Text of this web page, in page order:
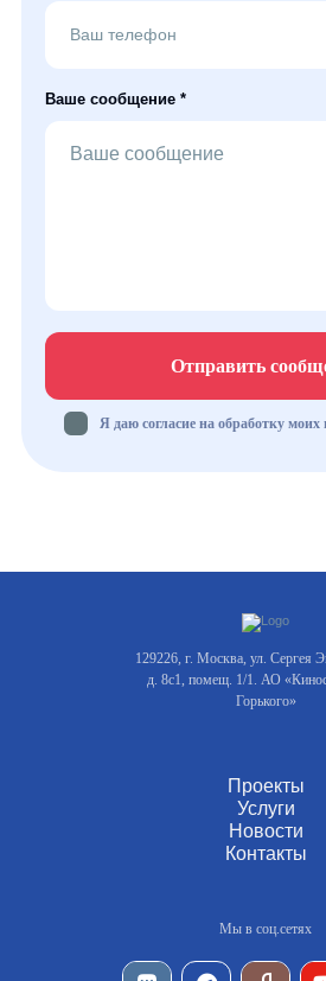
Ваше сообщение *
Отправить
Я даю согласие на обработку
129226, г. Москва, ул. Сергея
д. 8с1, помещ. 1/1. АО
Горького»
Проекты
Услуги
Новости
Контакты
Мы в соц.сетях